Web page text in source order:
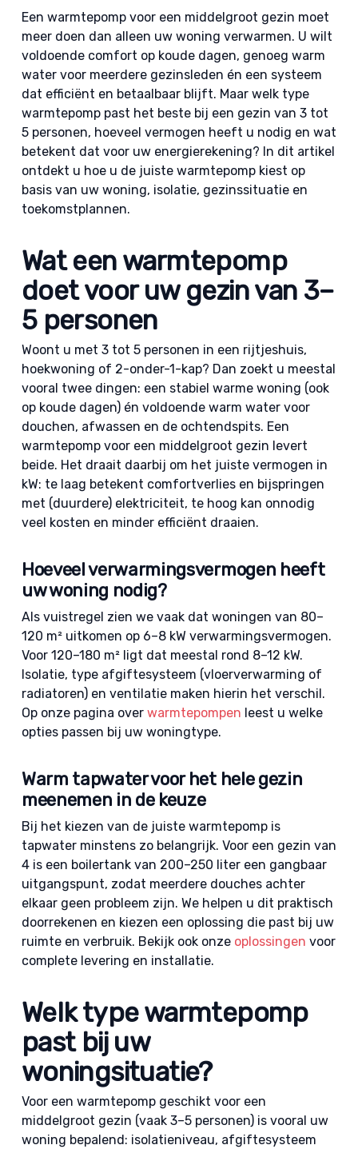
Een warmtepomp voor een middelgroot gezin moet
meer doen dan alleen uw woning verwarmen. U wilt
voldoende comfort op koude dagen, genoeg warm
water voor meerdere gezinsleden én een systeem
dat efficiënt en betaalbaar blijft. Maar welk type
warmtepomp past het beste bij een gezin van 3 tot
5 personen, hoeveel vermogen heeft u nodig en wat
betekent dat voor uw energierekening? In dit artikel
ontdekt u hoe u de juiste warmtepomp kiest op
basis van uw woning, isolatie, gezinssituatie en
toekomstplannen.
Wat een warmtepomp
doet voor uw gezin van 3–
5 personen
Woont u met 3 tot 5 personen in een rijtjeshuis,
hoekwoning of 2-onder-1-kap? Dan zoekt u meestal
vooral twee dingen: een stabiel warme woning (ook
op koude dagen) én voldoende warm water voor
douchen, afwassen en de ochtendspits. Een
warmtepomp voor een middelgroot gezin levert
beide. Het draait daarbij om het juiste vermogen in
kW: te laag betekent comfortverlies en bijspringen
met (duurdere) elektriciteit, te hoog kan onnodig
veel kosten en minder efficiënt draaien.
Hoeveel verwarmingsvermogen heeft
uw woning nodig?
Als vuistregel zien we vaak dat woningen van 80–
120 m² uitkomen op 6–8 kW verwarmingsvermogen.
Voor 120–180 m² ligt dat meestal rond 8–12 kW.
Isolatie, type afgiftesysteem (vloerverwarming of
radiatoren) en ventilatie maken hierin het verschil.
Op onze pagina over warmtepompen leest u welke
opties passen bij uw woningtype.
Warm tapwater voor het hele gezin
meenemen in de keuze
Bij het kiezen van de juiste warmtepomp is
tapwater minstens zo belangrijk. Voor een gezin van
4 is een boilertank van 200–250 liter een gangbaar
uitgangspunt, zodat meerdere douches achter
elkaar geen probleem zijn. We helpen u dit praktisch
doorrekenen en kiezen een oplossing die past bij uw
ruimte en verbruik. Bekijk ook onze oplossingen voor
complete levering en installatie.
Welk type warmtepomp
past bij uw
woningsituatie?
Voor een warmtepomp geschikt voor een
middelgroot gezin (vaak 3–5 personen) is vooral uw
woning bepalend: isolatieniveau, afgiftesysteem